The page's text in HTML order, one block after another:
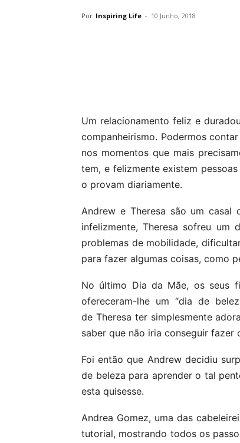
Por Inspiring Life - 10 Junho, 2018
Um relacionamento feliz e
companheirismo. Podermos
nos momentos que mais
tem, e felizmente existem
o provam diariamente.
Andrew e Theresa são um casal
infelizmente, Theresa sofreu
problemas de mobilidade,
para fazer algumas coisas, como
No último Dia da Mãe, os seus
ofereceram-lhe um “dia de
de Theresa ter simplesmente
saber que não iria conseguir
Foi então que Andrew decidiu
de beleza para aprender o tal
esta quisesse.
Andrea Gomez, uma das
tutorial, mostrando todos os